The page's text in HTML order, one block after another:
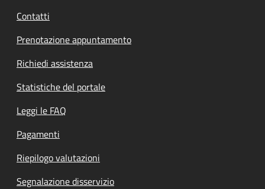
Contatti
Prenotazione appuntamento
Richiedi assistenza
Statistiche del portale
Leggi le FAQ
Pagamenti
Riepilogo valutazioni
Segnalazione disservizio